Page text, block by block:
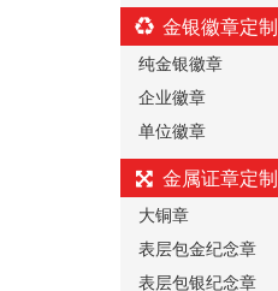
金银徽章定制
纯金银徽章
企业徽章
单位徽章
金属证章定制
大铜章
表层包金纪念章
表层包银纪念章